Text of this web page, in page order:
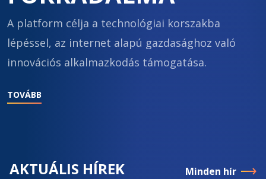
A platform célja a technológiai korszakba
lépéssel, az internet alapú gazdasághoz való
innovációs alkalmazkodás támogatása.
TOVÁBB
AKTUÁLIS HÍREK Minden hír